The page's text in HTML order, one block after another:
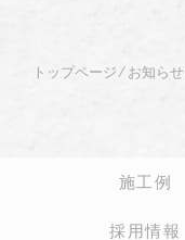
トップページ ⁄ お知らせ
施工例
採用情報